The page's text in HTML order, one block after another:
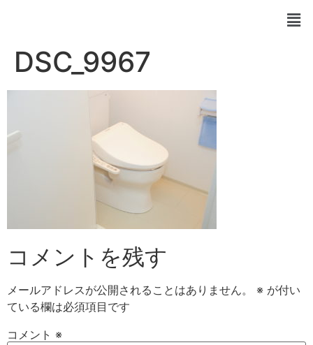
DSC_9967
コメントを残す
メールアドレスが公開されることはありません。 ※ が付い
ている欄は必須項目です
コメント ※